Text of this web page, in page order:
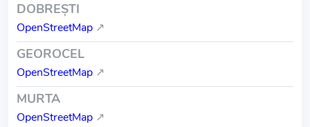
DOBREŞTI
OpenStreetMap ↗
GEOROCEL
OpenStreetMap ↗
MURTA
OpenStreetMap ↗